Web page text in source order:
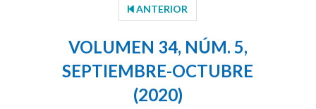
ANTERIOR
VOLUMEN 34, NÚM. 5,
SEPTIEMBRE-OCTUBRE
(2020)